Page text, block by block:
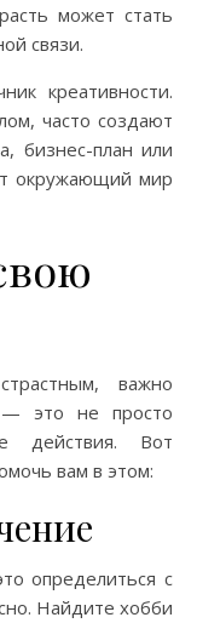
может стать
связи.
креативности.
часто создают
бизнес-план или
окружающий мир
важно
— это не просто
действия. Вот
вам в этом:
определиться с
Найдите хобби